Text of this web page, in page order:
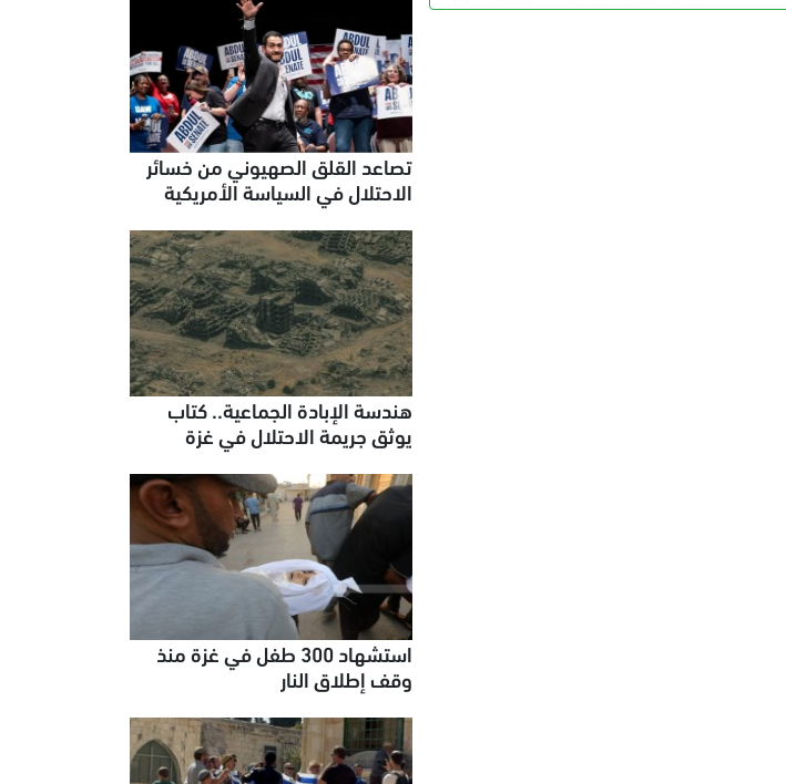
تصاعد القلق الصهيوني من خسائر
الاحتلال في السياسة الأمريكية
هندسة الإبادة الجماعية.. كتاب
يوثق جريمة الاحتلال في غزة
استشهاد 300 طفل في غزة منذ
وقف إطلاق النار